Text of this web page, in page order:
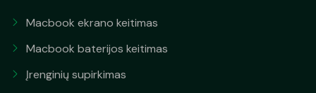
Macbook ekrano keitimas
Macbook baterijos keitimas
Įrenginių supirkimas